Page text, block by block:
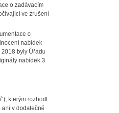
o zadávacím
ve zrušení
o
nabídek
byly Úřadu
nabídek 3
kterým rozhodl
v dodatečné